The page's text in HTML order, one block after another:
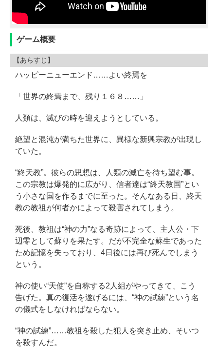
ゲーム概要
【あらすじ】
ハッピーニューエンド……よい終焉を
「世界の終焉まで、残り１６８……」
人類は、滅びの時を迎えようとしている。
絶望と混沌が満ちた世界に、異様な新興宗教が出現し
ていた。
“終天教”。彼らの思想は、人類の滅亡を待ち望む事。
この宗教は爆発的に広がり、信者達は“終天教国”とい
う小さな国を作るまでに至った。そんなある日、終天
教の教祖が何者かによって殺害されてしまう。
死後、教祖は“神の力”なる奇跡によって、主人公・下
辺零として蘇りを果たす。だが不完全な蘇生であった
ため記憶を失っており、4日後には再び死んでしまう
という。
神の使い“天使”を自称する2人組がやってきて、こう
告げた。真の復活を遂げるには、“神の試練”という名
の儀式をしなければならない。
“神の試練”……教祖を殺した犯人を突き止め、そいつ
を殺すんだ。